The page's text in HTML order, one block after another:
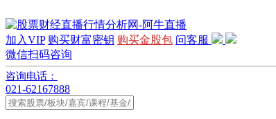
加入VIP 购买财富密钥 购买金股包 问客服
微信扫码咨询
咨询电话：
021-62167888